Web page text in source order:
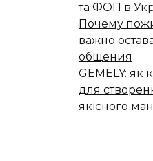
та ФОП в
Почему
важно
общения
GEMELY: як
для
якісного